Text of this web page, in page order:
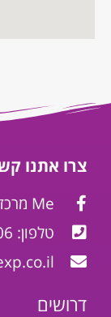
צרו אתנו
Me מרכזים-לטיפול-רגשי
טלפון: 5806*
דרושים